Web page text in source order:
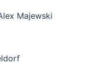
Majewski